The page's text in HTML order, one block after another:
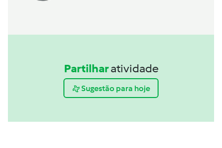
Partilharatividade
Sugestão para hoje